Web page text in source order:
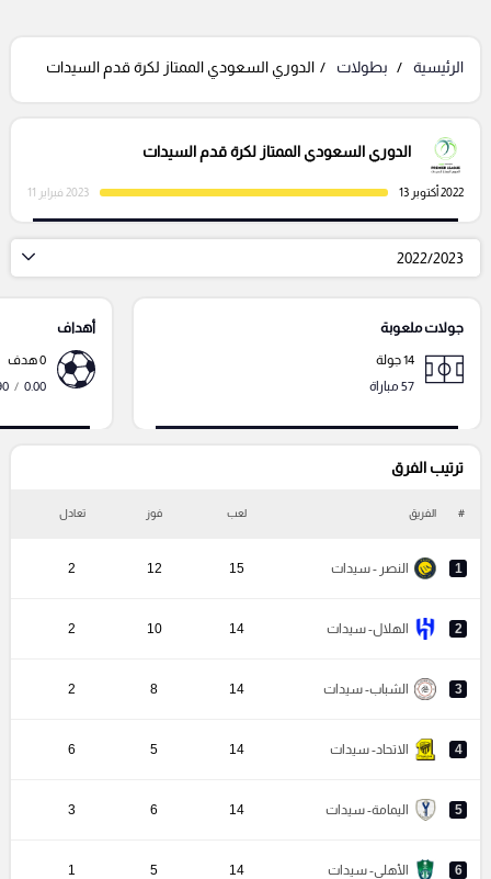
الرئيسية بطولات الدوري السعودي الممتاز لكرة قدم السيدات
الدوري السعودي الممتاز لكرة قدم السيدات
2022/2023
2022 أكتوبر 13 2023 فبراير 11
جولات ملعوبة
14 جولة
57 مباراة
أهداف
0 هدف
0.00
/
90
ترتيب الفرق
# الفريق لعب فوز تعادل
1 النصر - سيدات 15
12
2
2 الهلال- سيدات 14
10
2
3 الشباب- سيدات 14
8
2
4 الاتحاد- سيدات 14
5
6
5 اليمامة- سيدات 14
6
3
6 الأهلي- سيدات 14
5
1